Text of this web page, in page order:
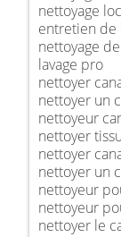
nettoyage
entretien de
nettoyage
lavage pro
nettoyer
nettoyer un
nettoyeur
nettoyer
nettoyer
nettoyer un
nettoyeur
nettoyeur
nettoyer le